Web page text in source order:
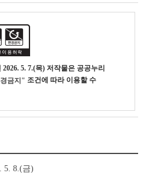
2026. 5. 7.(목) 저작물은 공공누리
금지" 조건에 따라 이용할 수
5. 8.(금)